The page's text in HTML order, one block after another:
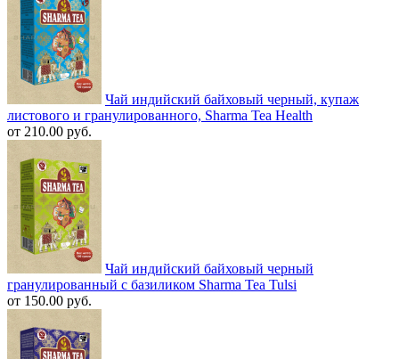
Чай индийский байховый черный, купаж
листового и гранулированного, Sharma Tea Health
от 210.00 руб.
Чай индийский байховый черный
гранулированный с базиликом Sharma Tea Tulsi
от 150.00 руб.